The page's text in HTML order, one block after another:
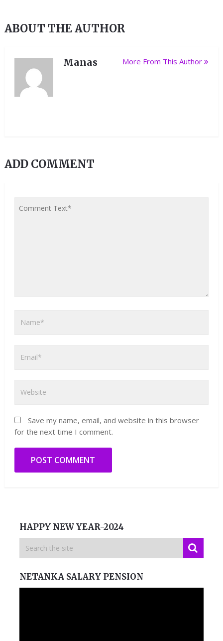
ABOUT THE AUTHOR
Manas More From This Author
ADD COMMENT
Save my name, email, and website in this browser
for the next time I comment.
HAPPY NEW YEAR-2024
NETANKA SALARY PENSION